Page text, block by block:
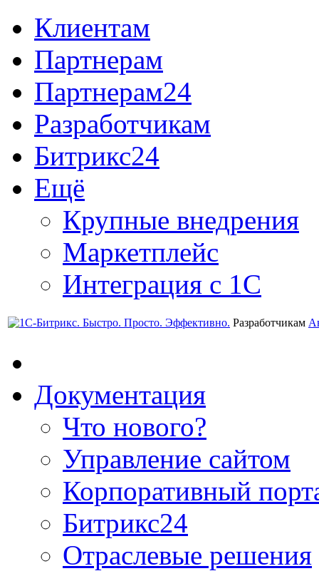
Клиентам
Партнерам
Партнерам24
Разработчикам
Битрикс24
Ещё
Крупные внедрения
Маркетплейс
Интеграция с 1С
Разработчикам
Документация
Что нового?
Управление сайтом
Корпоративный
Битрикс24
Отраслевые решения